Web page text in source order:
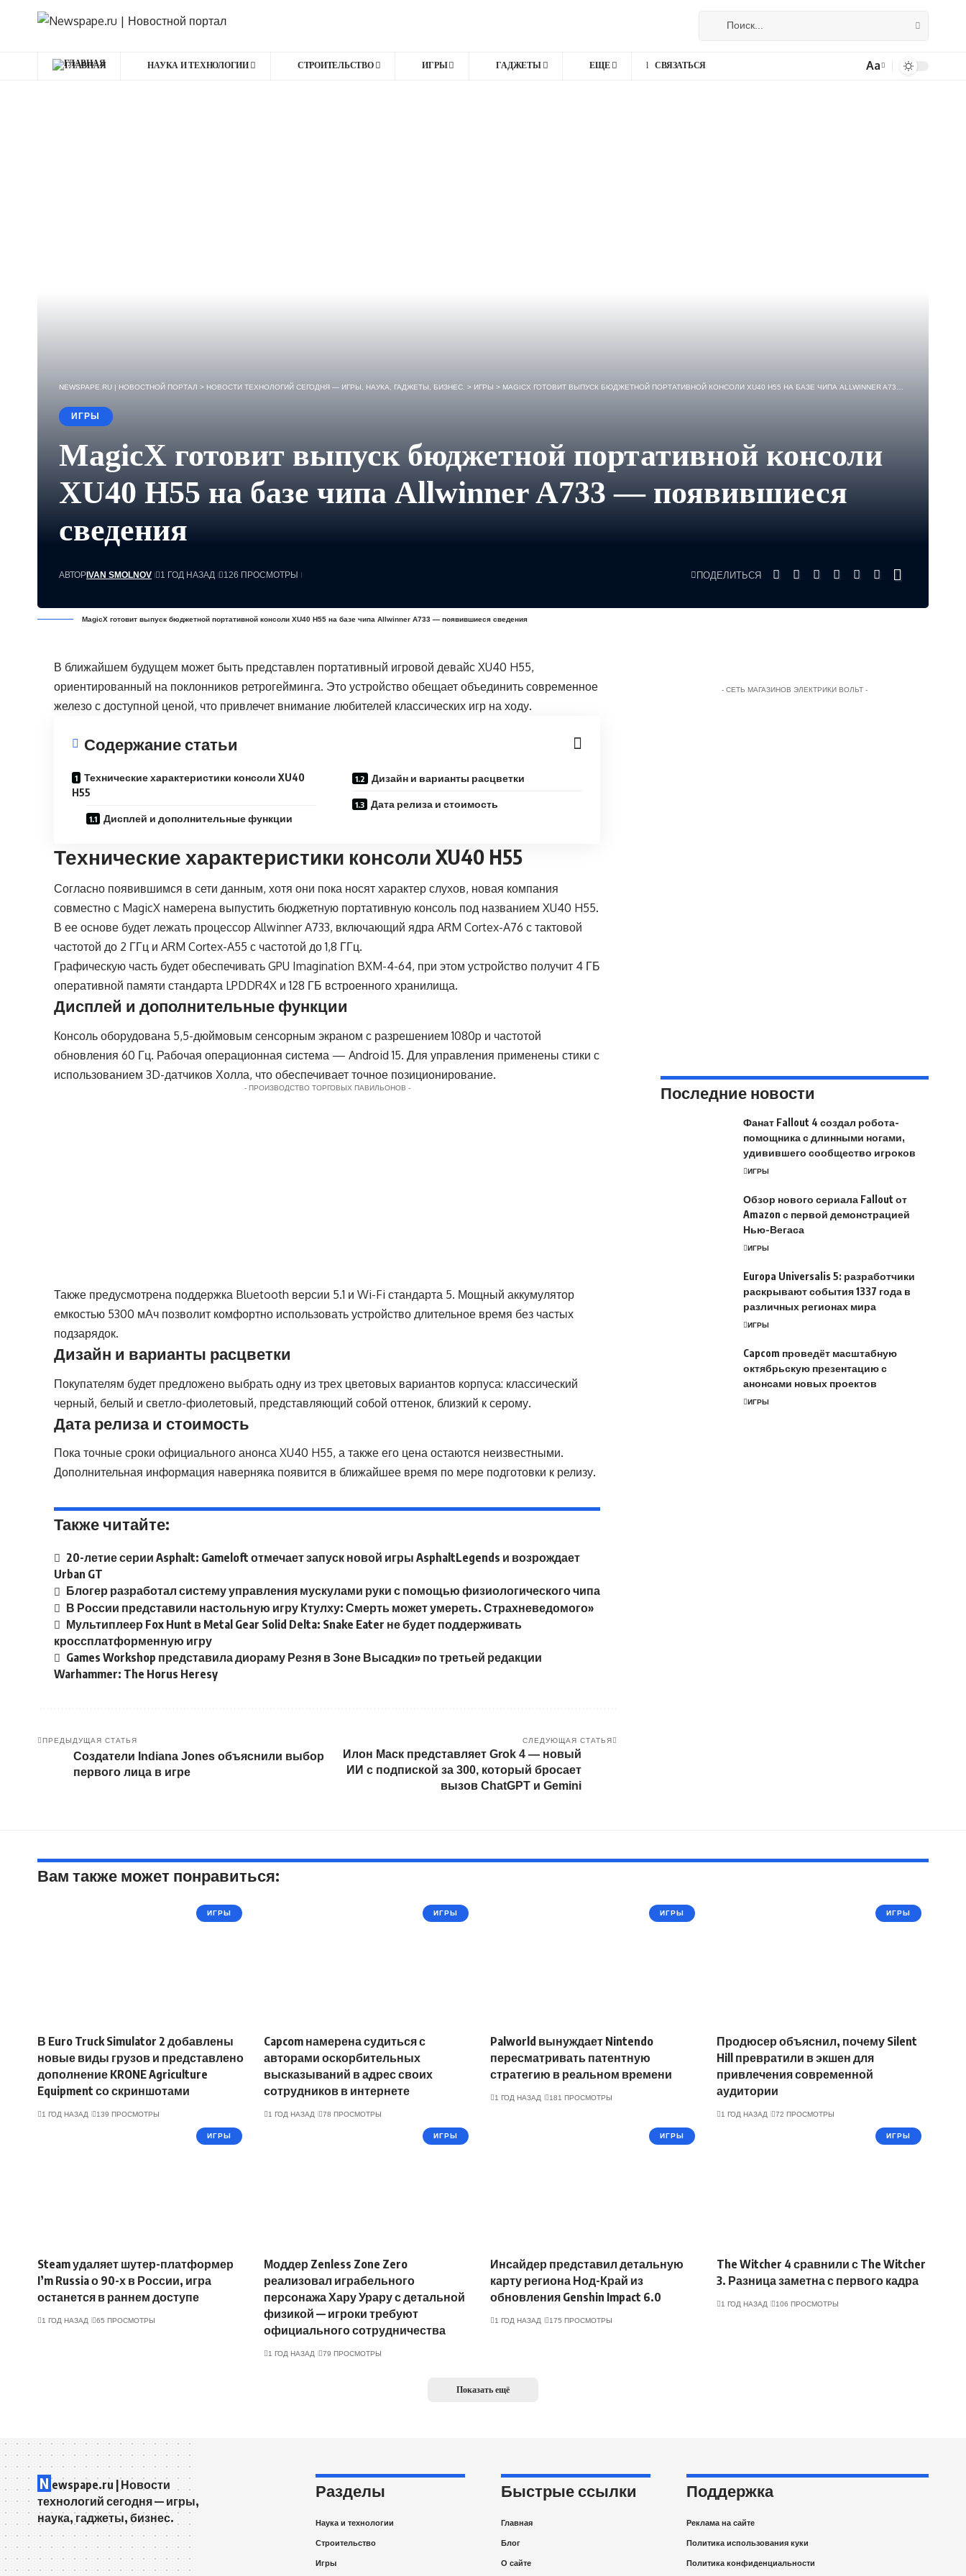
ГЛАВНАЯ НАУКА И ТЕХНОЛОГИИ СТРОИТЕЛЬСТВО ИГРЫ ГАДЖЕТЫ ЕЩЕ СВЯЗАТЬСЯ
Изменение
Aa
NEWSPAPE.RU | НОВОСТНОЙ ПОРТАЛ > НОВОСТИ ТЕХНОЛОГИЙ СЕГОДНЯ — ИГРЫ, НАУКА, ГАДЖЕТЫ, БИЗНЕС. > ИГРЫ > MAGICX ГОТОВИТ ВЫПУСК БЮДЖЕТНОЙ ПОРТАТИВНОЙ КОНСОЛИ XU40 H55 НА БАЗЕ ЧИПА ALLWINNER A733 — ПОЯВИВШИЕСЯ СВЕДЕНИЯ
ИГРЫ
MagicX готовит выпуск бюджетной портативной консоли
XU40 H55 на базе чипа Allwinner A733 — появившиеся
сведения
АВТОР IVAN SMOLNOV 1 ГОД НАЗАД 126 ПРОСМОТРЫ ПОДЕЛИТЬСЯ
MagicX готовит выпуск бюджетной портативной консоли XU40 H55 на базе чипа Allwinner A733 — появившиеся сведения
В ближайшем будущем может быть представлен портативный игровой девайс XU40 H55,
ориентированный на поклонников ретрогейминга. Это устройство обещает объединить современное
железо с доступной ценой, что привлечет внимание любителей классических игр на ходу.
Содержание статьи
Технические характеристики консоли XU40
H55
Дисплей и дополнительные функции
Дизайн и варианты расцветки
Дата релиза и стоимость
Технические характеристики консоли XU40 H55
Согласно появившимся в сети данным, хотя они пока носят характер слухов, новая компания
совместно с MagicX намерена выпустить бюджетную портативную консоль под названием XU40 H55.
В ее основе будет лежать процессор Allwinner A733, включающий ядра ARM Cortex-A76 с тактовой
частотой до 2 ГГц и ARM Cortex-A55 с частотой до 1,8 ГГц.
Графическую часть будет обеспечивать GPU Imagination BXM-4-64, при этом устройство получит 4 ГБ
оперативной памяти стандарта LPDDR4X и 128 ГБ встроенного хранилища.
Дисплей и дополнительные функции
Консоль оборудована 5,5-дюймовым сенсорным экраном с разрешением 1080p и частотой
обновления 60 Гц. Рабочая операционная система — Android 15. Для управления применены стики с
использованием 3D-датчиков Холла, что обеспечивает точное позиционирование.
- ПРОИЗВОДСТВО ТОРГОВЫХ ПАВИЛЬОНОВ -
Также предусмотрена поддержка Bluetooth версии 5.1 и Wi-Fi стандарта 5. Мощный аккумулятор
емкостью 5300 мАч позволит комфортно использовать устройство длительное время без частых
подзарядок.
Дизайн и варианты расцветки
Покупателям будет предложено выбрать одну из трех цветовых вариантов корпуса: классический
черный, белый и светло-фиолетовый, представляющий собой оттенок, близкий к серому.
Дата релиза и стоимость
Пока точные сроки официального анонса XU40 H55, а также его цена остаются неизвестными.
Дополнительная информация наверняка появится в ближайшее время по мере подготовки к релизу.
Также читайте:
20-летие серии Asphalt: Gameloft отмечает запуск новой игры AsphaltLegends и возрождает
Urban GT
Блогер разработал систему управления мускулами руки с помощью физиологического чипа
В России представили настольную игру Ктулху: Смерть может умереть. Страхневедомого»
Мультиплеер Fox Hunt в Metal Gear Solid Delta: Snake Eater не будет поддерживать
кроссплатформенную игру
Games Workshop представила диораму Резня в Зоне Высадки» по третьей редакции
Warhammer: The Horus Heresy
ПРЕДЫДУЩАЯ СТАТЬЯ
Создатели Indiana Jones объяснили выбор
первого лица в игре
СЛЕДУЮЩАЯ СТАТЬЯ
Илон Маск представляет Grok 4 — новый
ИИ с подпиской за 300, который бросает
вызов ChatGPT и Gemini
- СЕТЬ МАГАЗИНОВ ЭЛЕКТРИКИ ВОЛЬТ -
Последние новости
Фанат Fallout 4 создал робота-
помощника с длинными ногами,
удивившего сообщество игроков
ИГРЫ
Обзор нового сериала Fallout от
Amazon с первой демонстрацией
Нью-Вегаса
ИГРЫ
Europa Universalis 5: разработчики
раскрывают события 1337 года в
различных регионах мира
ИГРЫ
Capcom проведёт масштабную
октябрьскую презентацию с
анонсами новых проектов
ИГРЫ
Вам также может понравиться:
ИГРЫ
В Euro Truck Simulator 2 добавлены
новые виды грузов и представлено
дополнение KRONE Agriculture
Equipment со скриншотами
1 ГОД НАЗАД 139 ПРОСМОТРЫ
ИГРЫ
Capcom намерена судиться с
авторами оскорбительных
высказываний в адрес своих
сотрудников в интернете
1 ГОД НАЗАД 78 ПРОСМОТРЫ
ИГРЫ
Palworld вынуждает Nintendo
пересматривать патентную
стратегию в реальном времени
1 ГОД НАЗАД 181 ПРОСМОТРЫ
ИГРЫ
Продюсер объяснил, почему Silent
Hill превратили в экшен для
привлечения современной
аудитории
1 ГОД НАЗАД 72 ПРОСМОТРЫ
ИГРЫ
Steam удаляет шутер-платформер
I’m Russia о 90-х в России, игра
останется в раннем доступе
1 ГОД НАЗАД 65 ПРОСМОТРЫ
ИГРЫ
Моддер Zenless Zone Zero
реализовал играбельного
персонажа Хару Урару с детальной
физикой — игроки требуют
официального сотрудничества
1 ГОД НАЗАД 79 ПРОСМОТРЫ
ИГРЫ
Инсайдер представил детальную
карту региона Нод-Край из
обновления Genshin Impact 6.0
1 ГОД НАЗАД 175 ПРОСМОТРЫ
ИГРЫ
The Witcher 4 сравнили с The Witcher
3. Разница заметна с первого кадра
1 ГОД НАЗАД 106 ПРОСМОТРЫ
Показать ещё
N ewspape.ru | Новости
технологий сегодня — игры,
наука, гаджеты, бизнес.
Разделы
Наука и технологии
Строительство
Игры
Быстрые ссылки
Главная
Блог
О сайте
Поддержка
Реклама на сайте
Политика использования куки
Политика конфиденциальности